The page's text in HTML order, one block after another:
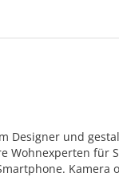
Designer und
für